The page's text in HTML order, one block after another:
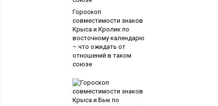
Гороскоп
совместимости знаков
Крыса и Кролик по
восточному календарю
– что ожидать от
отношений в таком
союзе